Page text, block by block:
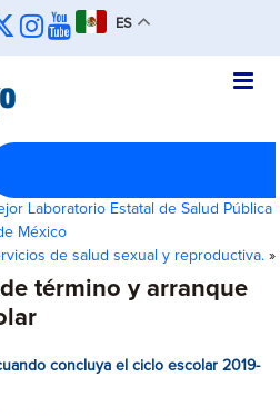
ES
Laboratorio Estatal de Salud Pública
México
de salud sexual y reproductiva.»
término y arranque
concluya el ciclo escolar 2019-